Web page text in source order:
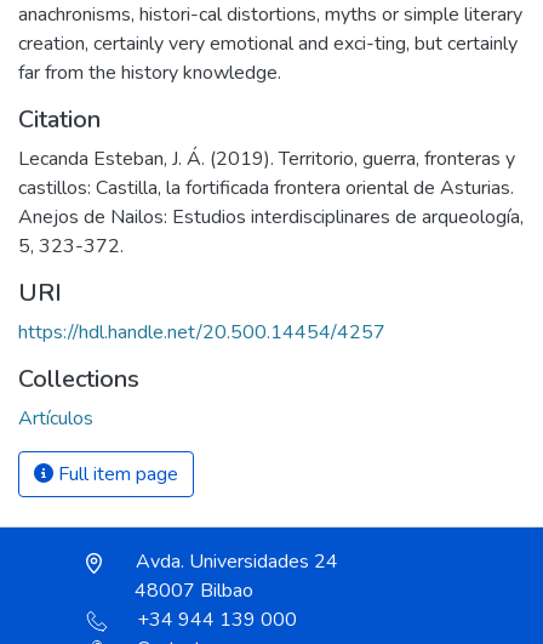
anachronisms, histori-cal distortions, myths or simple literary
creation, certainly very emotional and exci-ting, but certainly
far from the history knowledge.
Citation
Lecanda Esteban, J. Á. (2019). Territorio, guerra, fronteras y
castillos: Castilla, la fortificada frontera oriental de Asturias.
Anejos de Nailos: Estudios interdisciplinares de arqueología,
5, 323-372.
URI
https://hdl.handle.net/20.500.14454/4257
Collections
Artículos
Full item page
Avda. Universidades 24
48007 Bilbao
+34 944 139 000